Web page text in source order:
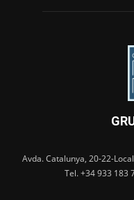
Avda. Catalunya, 20-22-
Tel. +34 933 183